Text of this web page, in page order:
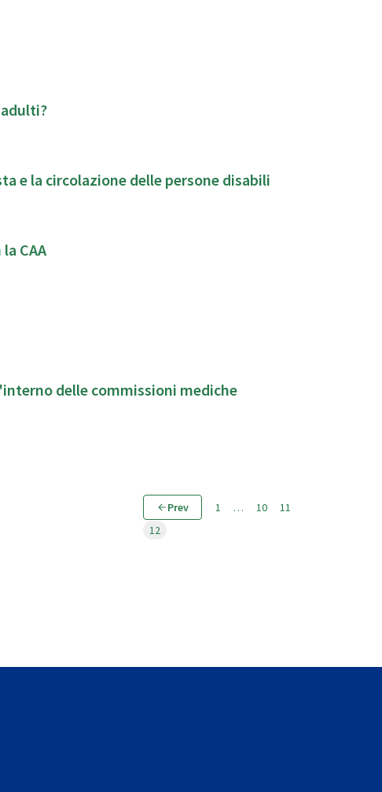
e la circolazione delle persone disabili
CAA
delle commissioni mediche
Prev 1 … 10
11
12